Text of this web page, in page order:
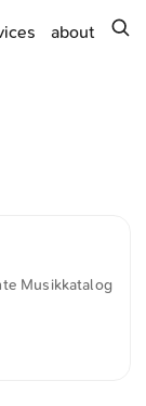
about
Musikkatalog